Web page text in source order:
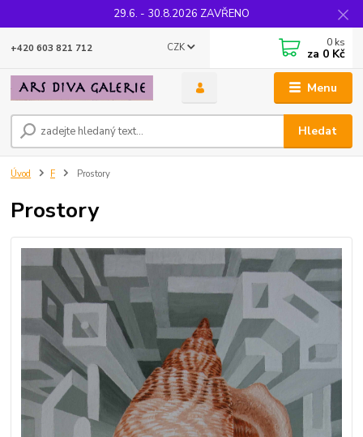
29.6. - 30.8.2026 ZAVŘENO
Menu
CZK
Hledat
+420 603 821 712 0 ks
za 0 Kč
Úvod F Prostory
Prostory